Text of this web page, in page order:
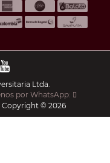
Ltda.
por WhatsApp:
Copyright © 2026